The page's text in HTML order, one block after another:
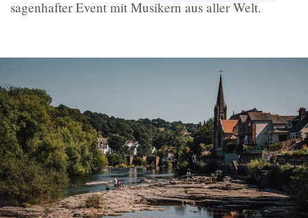
sagenhafter Event mit Musikern aus aller Welt.